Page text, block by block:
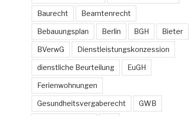
Baurecht Beamtenrecht
Bebauungsplan Berlin BGH Bieter
BVerwG Dienstleistungskonzession
dienstliche Beurteilung EuGH
Ferienwohnungen
Gesundheitsvergaberecht GWB